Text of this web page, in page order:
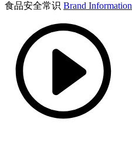
食品安全常识 Brand Information